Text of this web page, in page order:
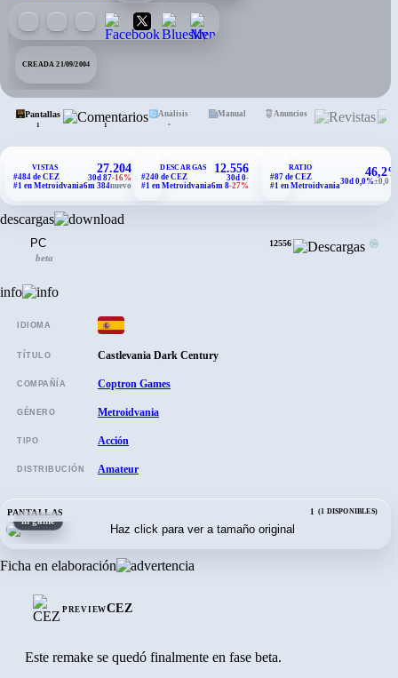
CREADA 21/09/2004
Pantallas
1
Coments.
1
Análisis
•
Manual Anuncios
VISTAS
#484 de CEZ
#1 en Metroidvania
27.204
30d 87-16%
6m 384nuevo
DESCARGAS
#240 de CEZ
#1 en Metroidvania
12.556
30d 0-
6m 8-27%
RATIO
#87 de CEZ
#1 en Metroidvania30d 0,0%±0,0
PANTALLAS 1 (1 DISPONIBLES)
in game
Ficha en elaboración
PREVIEWCEZ
Este remake se quedó finalmente en fase beta.
descargas
PC 12556
beta
info
IDIOMA
TÍTULO Castlevania Dark Century
COMPAÑÍA Coptron Games
GÉNERO Metroidvania
TIPO Acción
DISTRIBUCIÓN Amateur